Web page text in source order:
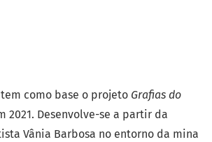
como base o projeto Grafias do
2021. Desenvolve-se a partir da
Vânia Barbosa no entorno da mina